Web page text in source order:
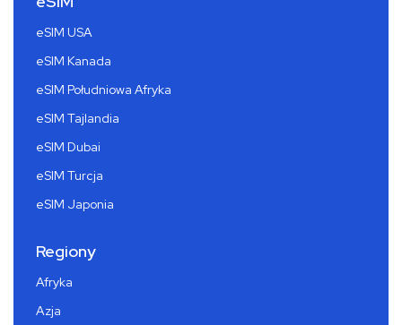
eSIM USA
eSIM Kanada
eSIM Południowa Afryka
eSIM Tajlandia
eSIM Dubai
eSIM Turcja
eSIM Japonia
Regiony
Afryka
Azja